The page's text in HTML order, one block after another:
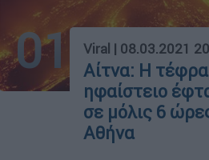
01 Viral | 08.03.2021
Αίτνα: Η
ηφαίστειο
σε μόλις 6
Αθήνα